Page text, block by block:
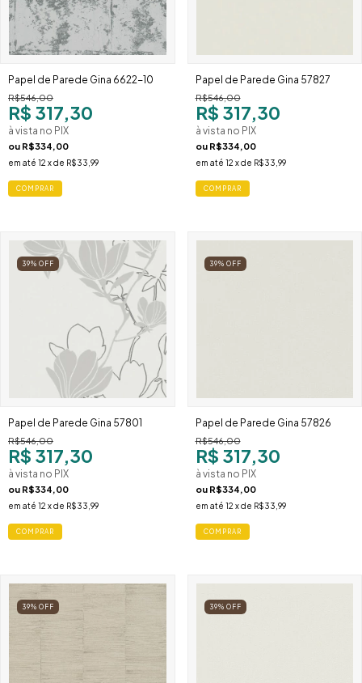
Papel de Parede Gina 6622-10
R$546,00
R$ 317,30
à vista no PIX
ou R$334,00
em até 12 x de R$33,99
Papel de Parede Gina 57827
R$546,00
R$ 317,30
à vista no PIX
ou R$334,00
em até 12 x de R$33,99
39% OFF
Papel de Parede Gina 57801
R$546,00
R$ 317,30
à vista no PIX
ou R$334,00
em até 12 x de R$33,99
39% OFF
Papel de Parede Gina 57826
R$546,00
R$ 317,30
à vista no PIX
ou R$334,00
em até 12 x de R$33,99
39% OFF 39% OFF